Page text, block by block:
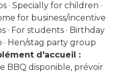
· Specially for children ·
for business/incentive
· For students · Birthday
Hen/stag party group
d'accueil :
BBQ disponible, prévoir